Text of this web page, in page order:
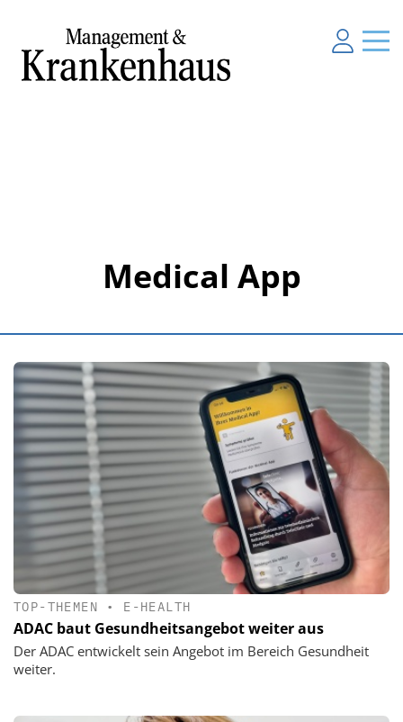
Medical App
TOP-THEMEN • E-HEALTH
ADAC baut Gesundheitsangebot weiter aus
Der ADAC entwickelt sein Angebot im Bereich Gesundheit
weiter.